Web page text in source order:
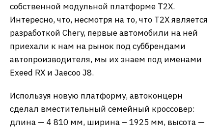
собственной модульной платформе T2X.
Интересно, что, несмотря на то, что T2X является
разработкой Chery, первые автомобили на ней
приехали к нам на рынок под суббрендами
автопроизводителя, мы их знаем под именами
Exeed RX и Jaecoo J8.
Используя новую платформу, автоконцерн
сделал вместительный семейный кроссовер:
длина — 4 810 мм, ширина – 1925 мм, высота —